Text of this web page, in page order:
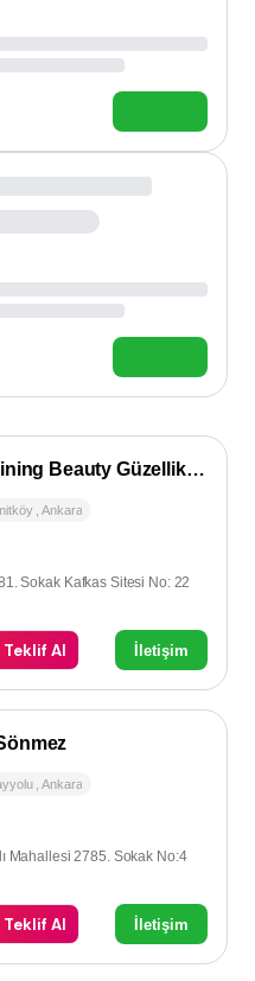
Grenada Life Personal Training Beauty Güzellik Salonu
,Ankara
Sokak Kafkas Sitesi No: 22
Al İletişim
,Ankara
Mahallesi 2785. Sokak No:4
Al İletişim